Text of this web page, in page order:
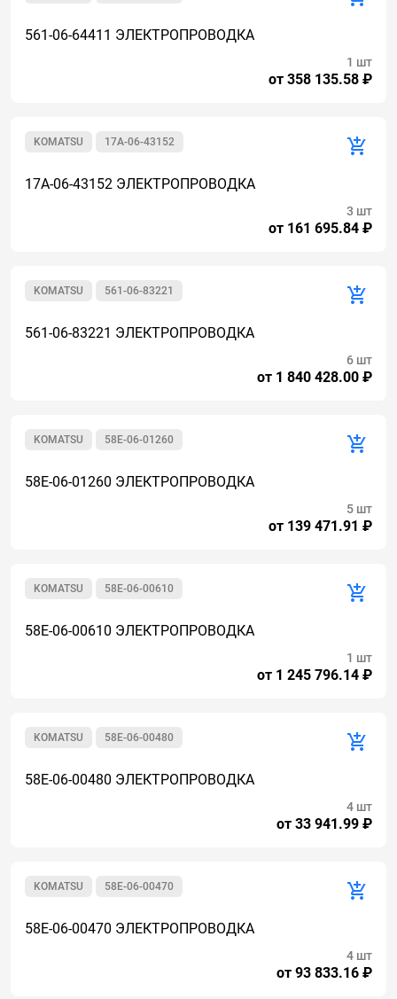
561-06-64411 ЭЛЕКТРОПРОВОДКА
от 358 135.58 ₽
1 шт
17A-06-43152
KOMATSU
17A-06-43152 ЭЛЕКТРОПРОВОДКА
от 161 695.84 ₽
3 шт
561-06-83221
KOMATSU
561-06-83221 ЭЛЕКТРОПРОВОДКА
от 1 840 428.00 ₽
6 шт
58E-06-01260
KOMATSU
58E-06-01260 ЭЛЕКТРОПРОВОДКА
от 139 471.91 ₽
5 шт
58E-06-00610
KOMATSU
58E-06-00610 ЭЛЕКТРОПРОВОДКА
от 1 245 796.14 ₽
1 шт
58E-06-00480
KOMATSU
58E-06-00480 ЭЛЕКТРОПРОВОДКА
от 33 941.99 ₽
4 шт
58E-06-00470
KOMATSU
58E-06-00470 ЭЛЕКТРОПРОВОДКА
от 93 833.16 ₽
4 шт